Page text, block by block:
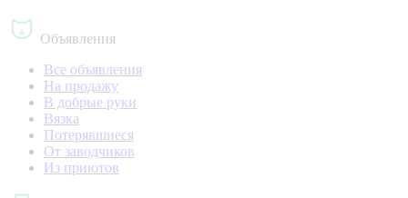
Объявления
Все объявления
На продажу
В добрые руки
Вязка
Потерявшиеся
От заводчиков
Из приютов